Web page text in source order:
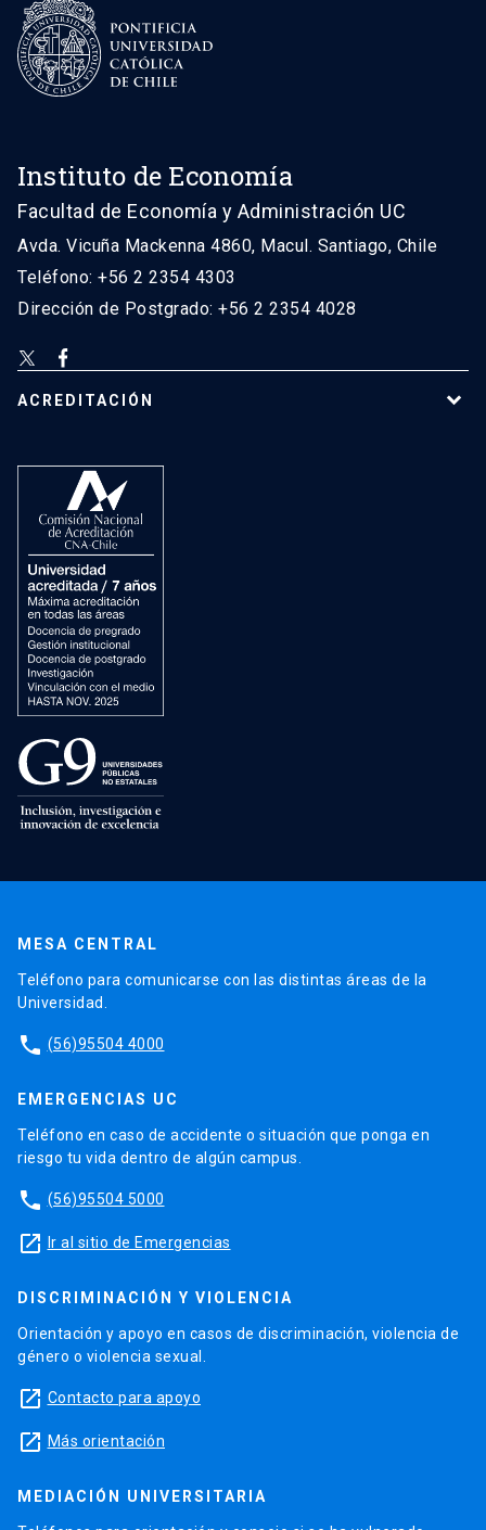
Instituto de Economía
Facultad de Economía y Administración UC
Avda. Vicuña Mackenna 4860, Macul. Santiago, Chile
Teléfono: +56 2 2354 4303
Dirección de Postgrado: +56 2 2354 4028
ACREDITACIÓN
MESA CENTRAL
Teléfono para comunicarse con las distintas áreas de la
Universidad.
phone (56)95504 4000
EMERGENCIAS UC
Teléfono en caso de accidente o situación que ponga en
riesgo tu vida dentro de algún campus.
phone (56)95504 5000
launch Ir al sitio de Emergencias
DISCRIMINACIÓN Y VIOLENCIA
Orientación y apoyo en casos de discriminación, violencia de
género o violencia sexual.
launch Contacto para apoyo
launch Más orientación
MEDIACIÓN UNIVERSITARIA